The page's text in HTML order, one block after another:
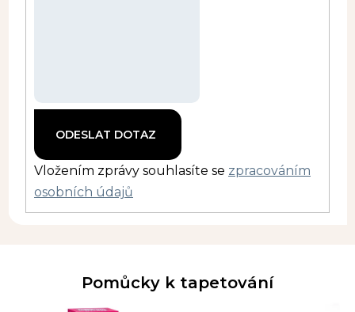
Vložením zprávy souhlasíte se zpracováním
osobních údajů
Pomůcky k tapetování